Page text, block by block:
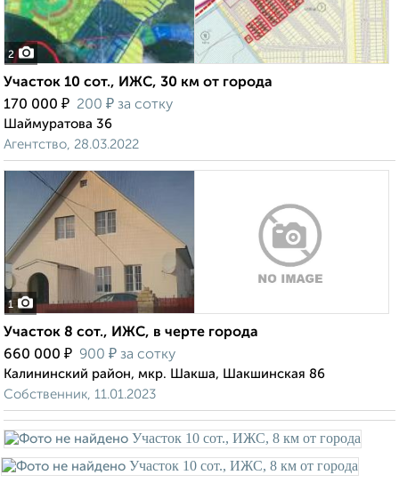
2
Участок 10 сот., ИЖС, 30 км от города
170 000 ₽ 200 ₽ за сотку
Шаймуратова 36
Агентство, 28.03.2022
1
Участок 8 сот., ИЖС, в черте города
660 000 ₽ 900 ₽ за сотку
Калининский район, мкр. Шакша, Шакшинская 86
Собственник, 11.01.2023